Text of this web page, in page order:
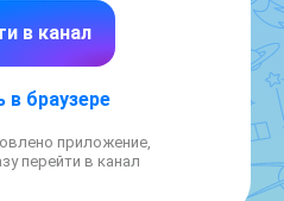
+7 922 209 80 55
в канал
браузере
приложение,
перейти в канал